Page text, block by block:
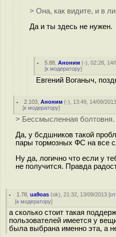
> Она, как видите, и в
Да и ты здесь не нужен.
5.88 ,Аноним (-), 02:28, 14/
[к модератору]
Евгений Воганыч,
2.103 ,Аноним (-), 13:49, 14/09/
[к модератору]
> Бессмысленная
Да, у бсдшников такой
пары тормозных ФС на все
Ну да, логично что если у
не получится. Правда
1.78 ,ua9oas (ok), 21:32, 13/09/2013 [
[к модератору]
а сколько стоит такая
пользователей имеется у
была выбрана именно эта, а